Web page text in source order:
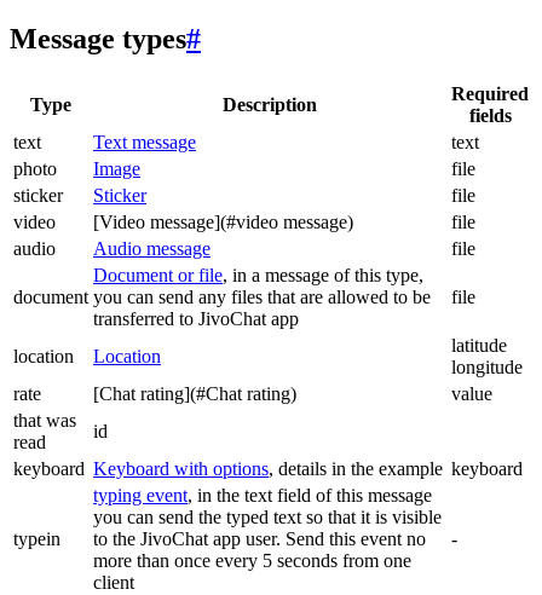
Message types#
Type Description
Required
fields
text
Text message
text
photo
Image
file
sticker
Sticker
file
video
[Video message](#video message)
file
audio
Audio message file
document
Document or file, in a message of this type,
you can send any files that are allowed to be
transferred to JivoChat app
file
location Location
latitude
longitude
rate
[Chat rating](#Chat rating)
value
that was
read
id
keyboard Keyboard with options, details in the example keyboard
typein
typing event, in the text field of this message
you can send the typed text so that it is visible
to the JivoChat app user. Send this event no
more than once every 5 seconds from one
client
-